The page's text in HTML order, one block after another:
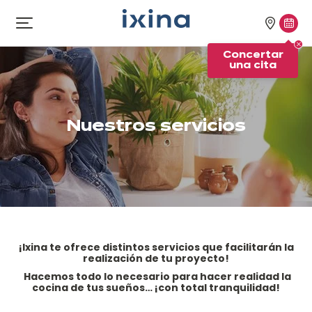
Abrir
el
menú
tiendas
una
Concertar
una cita
Nuestros servicios
¡Ixina te ofrece distintos servicios que facilitarán la
realización de tu proyecto!
Hacemos todo lo necesario para hacer realidad la
cocina de tus sueños… ¡con total tranquilidad!